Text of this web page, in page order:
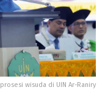
wisuda di UIN Ar-Raniry